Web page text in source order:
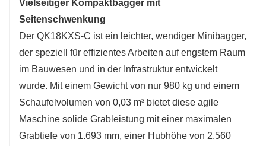
Vielseitiger Kompaktbagger mit
Seitenschwenkung
Der QK18KXS-C ist ein leichter, wendiger Minibagger,
der speziell für effizientes Arbeiten auf engstem Raum
im Bauwesen und in der Infrastruktur entwickelt
wurde. Mit einem Gewicht von nur 980 kg und einem
Schaufelvolumen von 0,03 m³ bietet diese agile
Maschine solide Grableistung mit einer maximalen
Grabtiefe von 1.693 mm, einer Hubhöhe von 2.560